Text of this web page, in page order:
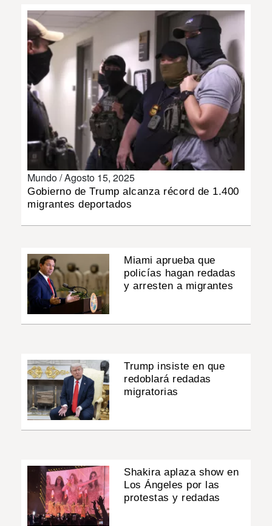
INSÓLITAS
MULTIMEDIA
IMPRESO
Mundo /Agosto 15, 2025
Gobierno de Trump alcanza récord de 1.400
migrantes deportados
Miami aprueba que
policías hagan redadas
y arresten a migrantes
Trump insiste en que
redoblará redadas
migratorias
Shakira aplaza show en
Los Ángeles por las
protestas y redadas